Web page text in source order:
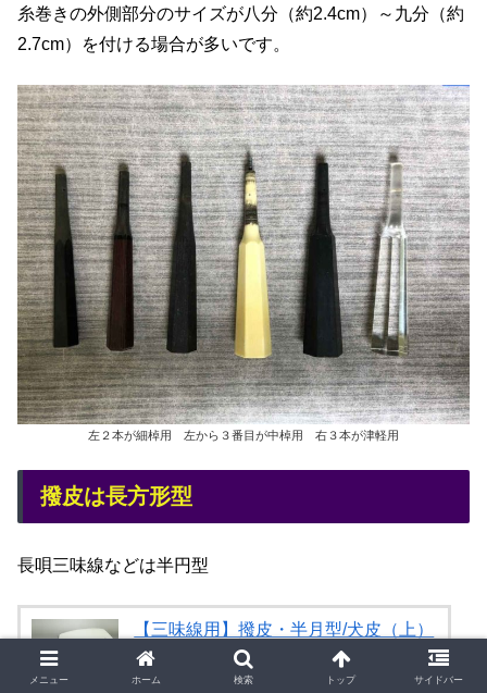
糸巻きの外側部分のサイズが八分（約2.4cm）～九分（約
2.7cm）を付ける場合が多いです。
左２本が細棹用 左から３番目が中棹用 右３本が津軽用
撥皮は長方形型
長唄三味線などは半円型
【三味線用】撥皮・半月型/犬皮（上）
和楽器専門の森乃屋
メニュー ホーム 検索 トップ サイドバー